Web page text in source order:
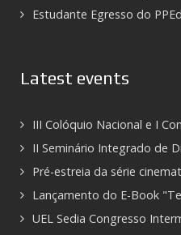
Estudante Egresso do
Latest events
III Colóquio Nacional e I
II Seminário Integrado de
Pré-estreia da série
Lançamento do E-Book
UEL Sedia Congresso